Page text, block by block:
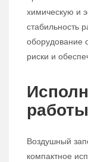
химическую и
стабильность
оборудование
риски и
Воздушный
компактное